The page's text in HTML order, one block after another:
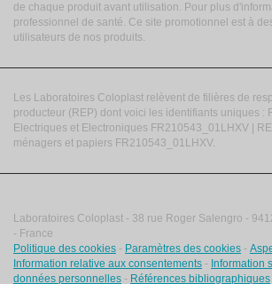
de chaque produit avant utilisation. Pour plus
professionnel de santé. Ce site promotionnel est à
utilisateurs de nos produits.
Les Laboratoires Coloplast relèvent de filières de
producteur (REP) dont voici les identifiants uniques :
Electriques et Electroniques FR210543_01LHXV |
ménagers et papiers FR210543_01LHXV.
Laboratoires Coloplast - 38 rue Roger Salengro -
- France
Politique des cookies - Paramètres des cookies -
Information relative aux consentements - Information
données personnelles - Références bibliographiques